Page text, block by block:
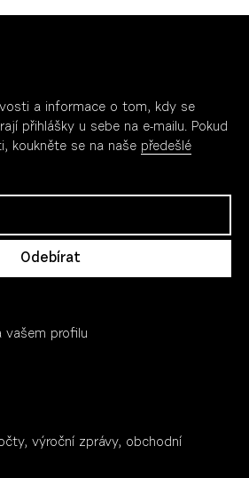
a informace o tom, kdy se
přihlášky u sebe na e-mailu. Pokud
koukněte se na naše předešlé
vašem profilu
výroční zprávy, obchodní